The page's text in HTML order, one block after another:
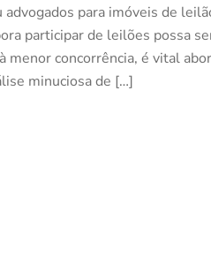
para imóveis de
participar de leilões possa
menor concorrência, é vital
minuciosa de […]